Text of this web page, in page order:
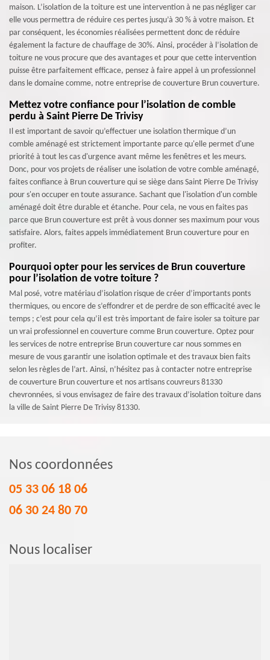
maison. L’isolation de la toiture est une intervention à ne pas négliger car
elle vous permettra de réduire ces pertes jusqu’à 30 % à votre maison. Et
par conséquent, les économies réalisées permettent donc de réduire
également la facture de chauffage de 30%. Ainsi, procéder à l’isolation de
toiture ne vous procure que des avantages et pour que cette intervention
puisse être parfaitement efficace, pensez à faire appel à un professionnel
dans le domaine comme, notre entreprise de couverture Brun couverture.
Mettez votre confiance pour l’isolation de comble
perdu à Saint Pierre De Trivisy
Il est important de savoir qu’effectuer une isolation thermique d’un
comble aménagé est strictement importante parce qu'elle permet d'une
priorité à tout les cas d'urgence avant même les fenêtres et les meurs.
Donc, pour vos projets de réaliser une isolation de votre comble aménagé,
faites confiance à Brun couverture qui se siège dans Saint Pierre De Trivisy
pour s'en occuper en toute assurance. Sachant que l'isolation d'un comble
aménagé doit être durable et étanche. Pour cela, ne vous en faites pas
parce que Brun couverture est prêt à vous donner ses maximum pour vous
satisfaire. Alors, faites appels immédiatement Brun couverture pour en
profiter.
Pourquoi opter pour les services de Brun couverture
pour l’isolation de votre toiture ?
Mal posé, votre matériau d’isolation risque de créer d’importants ponts
thermiques, ou encore de s’effondrer et de perdre de son efficacité avec le
temps ; c’est pour cela qu’il est très important de faire isoler sa toiture par
un vrai professionnel en couverture comme Brun couverture. Optez pour
les services de notre entreprise Brun couverture car nous sommes en
mesure de vous garantir une isolation optimale et des travaux bien faits
selon les règles de l’art. Ainsi, n’hésitez pas à contacter notre entreprise
de couverture Brun couverture et nos artisans couvreurs 81330
chevronnées, si vous envisagez de faire des travaux d’isolation toiture dans
la ville de Saint Pierre De Trivisy 81330.
Nos coordonnées
05 33 06 18 06
06 30 24 80 70
Nous localiser